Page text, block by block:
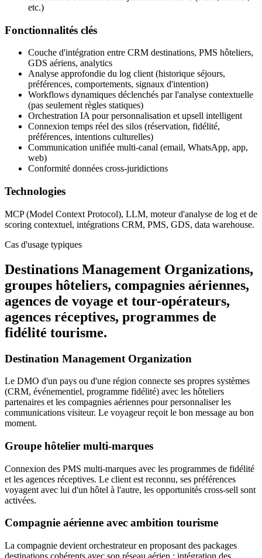
etc.)
Fonctionnalités clés
Couche d'intégration entre CRM destinations, PMS hôteliers,
GDS aériens, analytics
Analyse approfondie du log client (historique séjours,
préférences, comportements, signaux d'intention)
Workflows dynamiques déclenchés par l'analyse contextuelle
(pas seulement règles statiques)
Orchestration IA pour personnalisation et upsell intelligent
Connexion temps réel des silos (réservation, fidélité,
préférences, intentions culturelles)
Communication unifiée multi-canal (email, WhatsApp, app,
web)
Conformité données cross-juridictions
Technologies
MCP (Model Context Protocol), LLM, moteur d'analyse de log et de
scoring contextuel, intégrations CRM, PMS, GDS, data warehouse.
Cas d'usage typiques
Destinations Management Organizations,
groupes hôteliers, compagnies aériennes,
agences de voyage et tour-opérateurs,
agences réceptives, programmes de
fidélité tourisme.
Destination Management Organization
Le DMO d'un pays ou d'une région connecte ses propres systèmes
(CRM, événementiel, programme fidélité) avec les hôteliers
partenaires et les compagnies aériennes pour personnaliser les
communications visiteur. Le voyageur reçoit le bon message au bon
moment.
Groupe hôtelier multi-marques
Connexion des PMS multi-marques avec les programmes de fidélité
et les agences réceptives. Le client est reconnu, ses préférences
voyagent avec lui d'un hôtel à l'autre, les opportunités cross-sell sont
activées.
Compagnie aérienne avec ambition tourisme
La compagnie devient orchestrateur en proposant des packages